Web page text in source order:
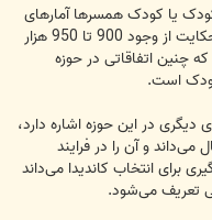
کودک یا کودک همسرها آمارهای
گوناگونی وجود دارد تا کید کرد: منابع رسمی حکایت از وجود 900 تا 950 هزار
چنین اتفاقاتی در حوزه
است.
دیگری در این حوزه اشاره دارد،
قانون از یک سو کودک را زیر 11 سال می‌داند و آن را در فرایند
برای انتخاب کاندیدا می‌داند